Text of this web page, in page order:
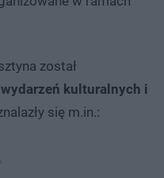
został
kulturalnych i
się m.in.: